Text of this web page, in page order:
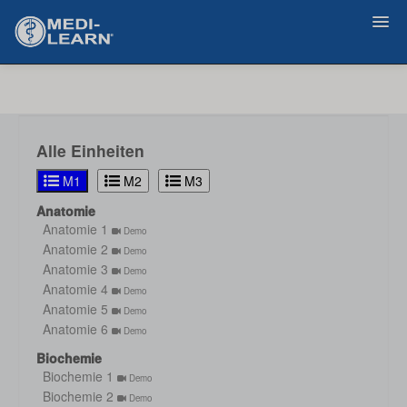
Alle Einheiten
M1 M2
M3
Anatomie
Anatomie 1
Demo
Anatomie 2 Demo
Anatomie 3 Demo
Anatomie 4 Demo
Anatomie 5 Demo
Anatomie 6 Demo
Biochemie
Biochemie 1
Demo
Biochemie 2 Demo